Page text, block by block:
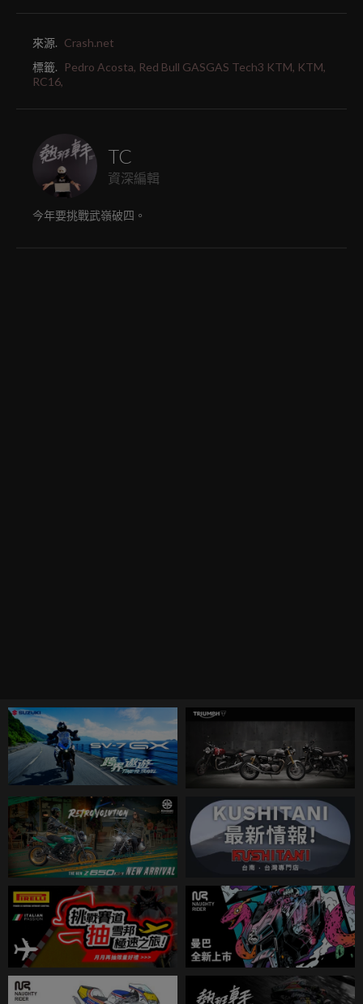
來源. Crash.net
標籤.
Pedro Acosta, Red Bull GASGAS Tech3 KTM, KTM,
RC16,
TC
資深編輯
今年要挑戰武嶺破四。